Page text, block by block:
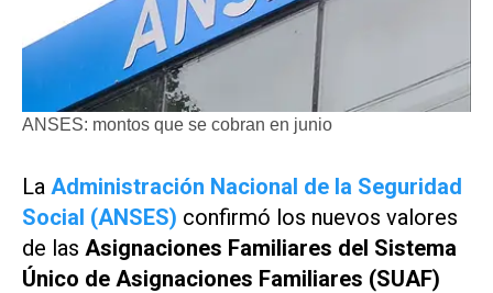
ANSES: montos que se cobran en junio
La Administración Nacional de la Seguridad
Social (ANSES) confirmó los nuevos valores
de las Asignaciones Familiares del Sistema
Único de Asignaciones Familiares (SUAF)